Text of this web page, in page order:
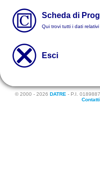
Scheda di
Qui trovi tutti i dati
Esci
© 2000 - 2026 DATRE - P.I.
Contatti